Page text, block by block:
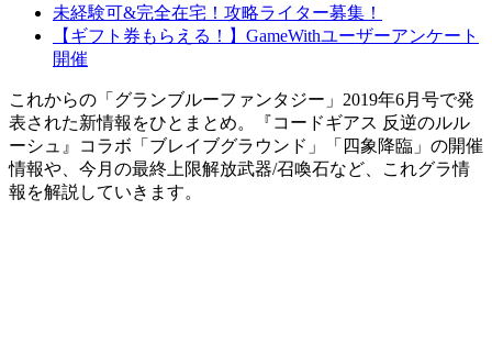
未経験可&完全在宅！攻略ライター募集！
【ギフト券もらえる！】GameWithユーザーアンケート
開催
これからの「グランブルーファンタジー」2019年6月号で発
表された新情報をひとまとめ。『コードギアス 反逆のルル
ーシュ』コラボ「ブレイブグラウンド」「四象降臨」の開催
情報や、今月の最終上限解放武器/召喚石など、これグラ情
報を解説していきます。